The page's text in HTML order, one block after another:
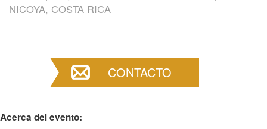
NICOYA, COSTA RICA
CONTACTO
Acerca del evento: